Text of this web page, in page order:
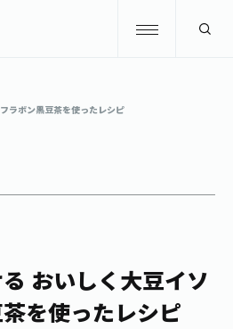
む
ラボン黒豆茶を使ったレシピ
おいしく大豆イソ
を使ったレシピ